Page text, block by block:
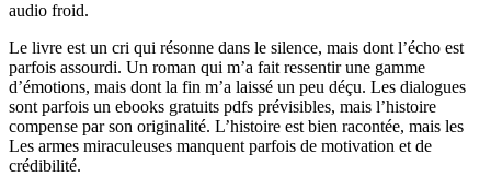
audio froid.
Le livre est un cri qui résonne dans le silence, mais dont l’écho est
parfois assourdi. Un roman qui m’a fait ressentir une gamme
d’émotions, mais dont la fin m’a laissé un peu déçu. Les dialogues
sont parfois un ebooks gratuits pdfs prévisibles, mais l’histoire
compense par son originalité. L’histoire est bien racontée, mais les
Les armes miraculeuses manquent parfois de motivation et de
crédibilité.